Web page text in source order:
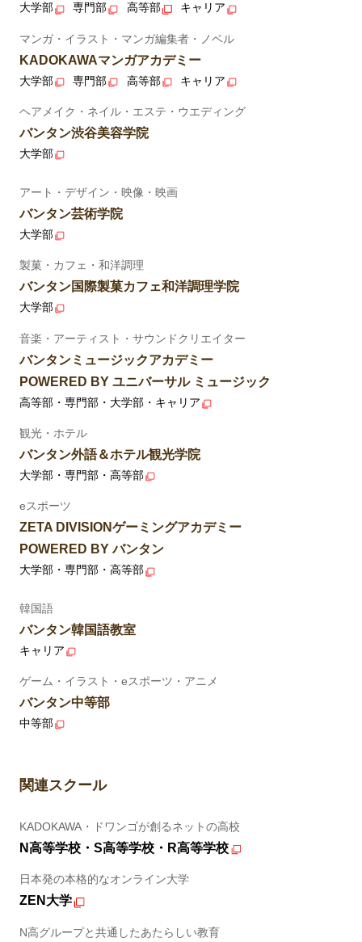
大学部 専門部 高等部 キャリア
マンガ・イラスト・マンガ編集者・ノベル
KADOKAWAマンガアカデミー
大学部 専門部 高等部 キャリア
ヘアメイク・ネイル・エステ・ウエディング
バンタン渋谷美容学院
大学部
アート・デザイン・映像・映画
バンタン芸術学院
大学部
製菓・カフェ・和洋調理
バンタン国際製菓カフェ和洋調理学院
大学部
音楽・アーティスト・サウンドクリエイター
バンタンミュージックアカデミー
POWERED BY ユニバーサル ミュージック
高等部・専門部・大学部・キャリア
観光・ホテル
バンタン外語＆ホテル観光学院
大学部・専門部・高等部
eスポーツ
ZETA DIVISIONゲーミングアカデミー
POWERED BY バンタン
大学部・専門部・高等部
韓国語
バンタン韓国語教室
キャリア
ゲーム・イラスト・eスポーツ・アニメ
バンタン中等部
中等部
関連スクール
KADOKAWA・ドワンゴが創るネットの高校
N高等学校・S高等学校・R高等学校
日本発の本格的なオンライン大学
ZEN大学
N高グループと共通したあたらしい教育